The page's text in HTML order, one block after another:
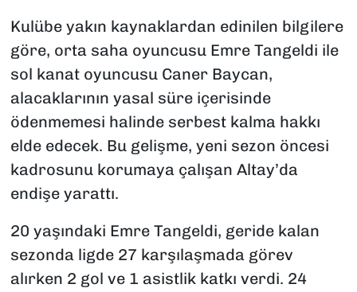
Kulübe yakın kaynaklardan edinilen bilgilere
göre, orta saha oyuncusu Emre Tangeldi ile
sol kanat oyuncusu Caner Baycan,
alacaklarının yasal süre içerisinde
ödenmemesi halinde serbest kalma hakkı
elde edecek. Bu gelişme, yeni sezon öncesi
kadrosunu korumaya çalışan Altay’da
endişe yarattı.
20 yaşındaki Emre Tangeldi, geride kalan
sezonda ligde 27 karşılaşmada görev
alırken 2 gol ve 1 asistlik katkı verdi. 24